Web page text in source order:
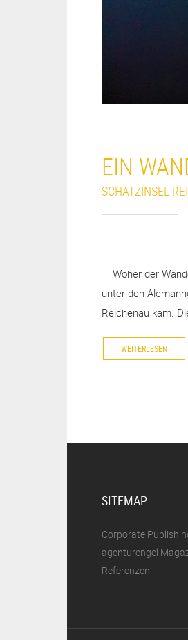
EIN
SCHATZINSEL
Woher der
unter den
Reichenau kam.
WEITERLESEN
SITEMAP
Corporate
agenturengel
Referenzen